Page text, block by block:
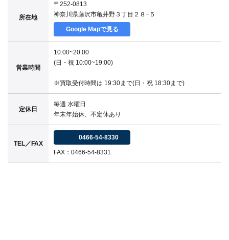
所在地
〒252-0813
神奈川県藤沢市亀井野３丁目２８−５
Google Mapで見る
営業時間
10:00~20:00
(日・祝 10:00~19:00)
※買取受付時間は 19:30まで(日・祝 18:30まで)
定休日
毎週 水曜日
年末年始休、不定休あり
TEL／FAX
0466-54-8330
FAX：0466-54-8331